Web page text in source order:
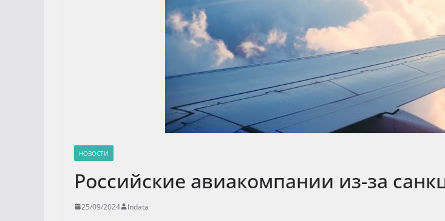
НОВОСТИ
Российские авиакомпании из-за
25/09/2024 Indata